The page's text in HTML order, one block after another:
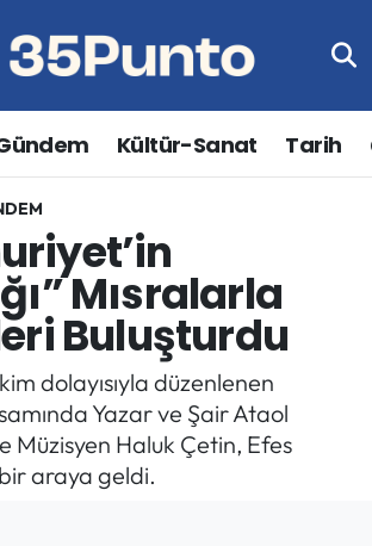
Kültür-Sanat Tarih
Mısralarla
Buluşturdu
dolayısıyla düzenlenen
Yazar ve Şair Ataol
Müzisyen Haluk Çetin, Efes
araya geldi.